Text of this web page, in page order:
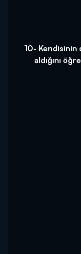
10- Kendisinin
aldığını